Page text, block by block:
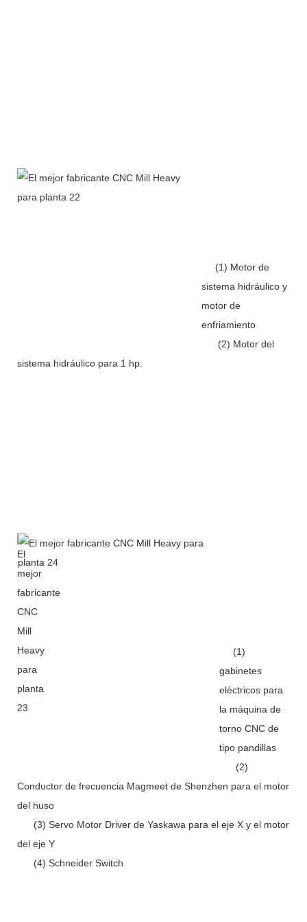
(1) Motor de
sistema hidráulico y
motor de
enfriamiento
(2) Motor del
sistema hidráulico para 1 hp.
(1)
gabinetes
eléctricos para
la máquina de
torno CNC de
tipo pandillas
(2)
Conductor de frecuencia Magmeet de Shenzhen para el motor
del huso
(3) Servo Motor Driver de Yaskawa para el eje X y el motor
del eje Y
(4) Schneider Switch